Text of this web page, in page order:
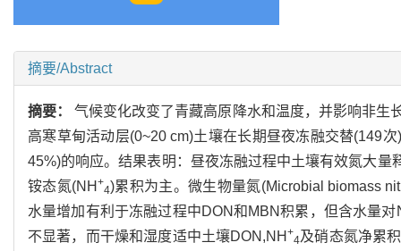
摘要/Abstract
摘要：气候变化改变了青藏高原降水和温度，并影响非生
高寒草甸活动层(0~20 cm)土壤在长期昼夜冻融交替
45%)的响应。结果表明：昼夜冻融过程中土壤有效氮大
铵态氮(NH+
4)累积为主。微生物量氮(Microbial biomass
水量增加有利于冻融过程中DON和MBN积累，但含水量对
不显著，而干燥和湿度适中土壤DON,NH+
4及硝态氮净累